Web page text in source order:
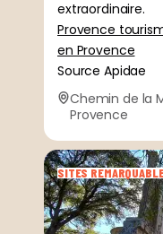
extraordinaire.
Provence
en Provence
Source Apidae
Chemin de la
Provence
SITES